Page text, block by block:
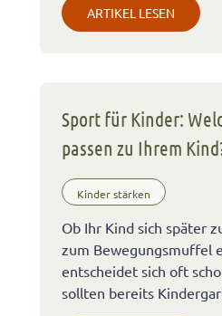
ARTIKEL LESEN
Sport für Kinder:
passen zu Ihrem
Kinder stärken
Ob Ihr Kind sich später
zum Bewegungsmuffel
entscheidet sich oft
sollten bereits